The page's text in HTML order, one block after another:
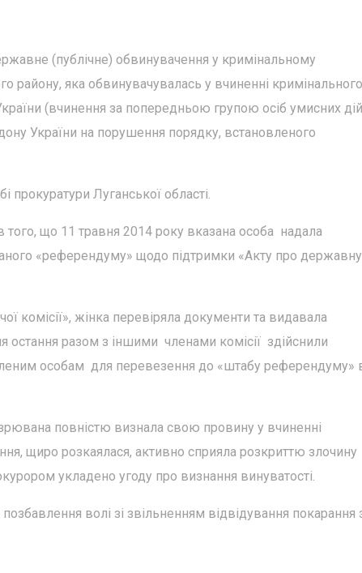
(публічне) обвинувачення у кримінальному
яка обвинувачувалась у вчиненні кримінального
(вчинення за попередньою групою осіб умисних дій
України на порушення порядку, встановленого
Луганської області.
що 11 травня 2014 року вказана особа надала
«референдуму» щодо підтримки «Акту про державну
комісії», жінка перевіряла документи та видавала
разом з іншими членами комісії здійснили
особам для перевезення до «штабу референдуму»
повністю визнала свою провину у вчиненні
щиро розкаялася, активно сприяла розкриттю злочину
укладено угоду про визнання винуватості.
волі зі звільненням відвідування покарання